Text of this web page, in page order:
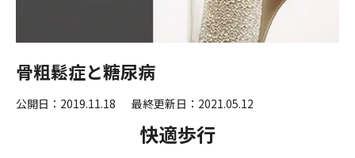
骨粗鬆症と糖尿病
公開日：2019.11.18 最終更新日：2021.05.12
快適歩行